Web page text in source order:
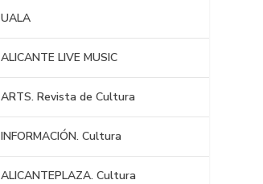
UALA
ALICANTE LIVE MUSIC
ARTS. Revista de Cultura
INFORMACIÓN. Cultura
ALICANTEPLAZA. Cultura